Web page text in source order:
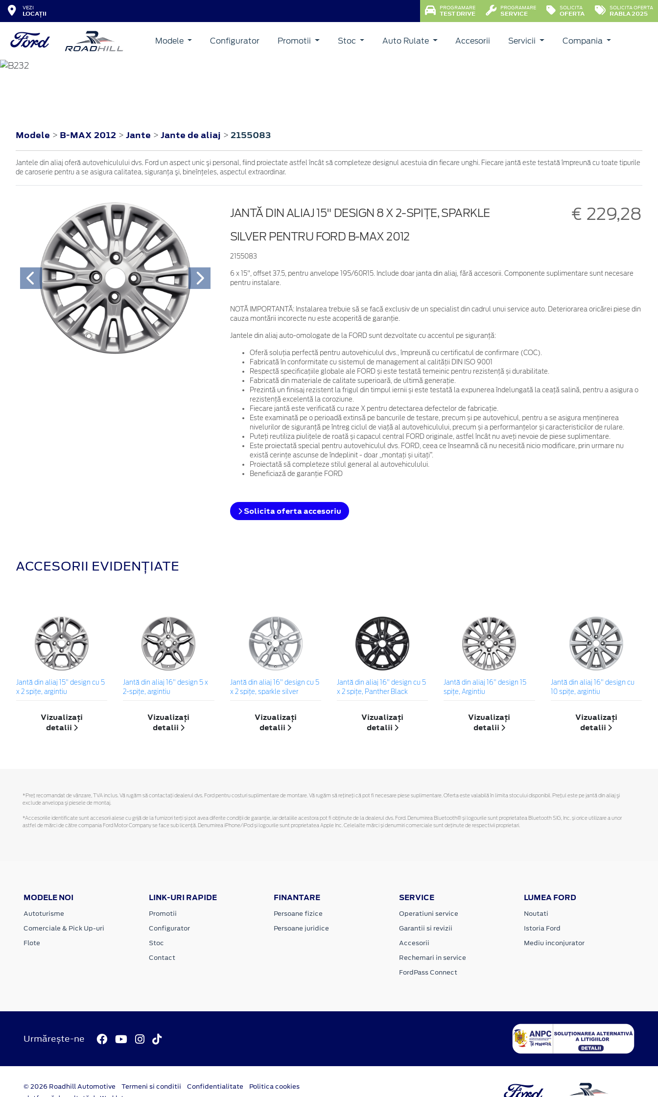
VEZI
LOCAȚII
PROGRAMARE
TEST DRIVE
PROGRAMARE
SERVICE
SOLICITA
OFERTA
SOLICITA OFERTA
RABLA 2025
Modele Configurator Promotii Stoc Auto Rulate Accesorii Servicii Compania
Modele > B-MAX 2012 > Jante > Jante de aliaj > 2155083
Jantele din aliaj oferă autovehiculului dvs. Ford un aspect unic şi personal, fiind proiectate astfel încât să completeze designul acestuia din fiecare unghi. Fiecare jantă este testată împreună cu toate tipurile
de caroserie pentru a se asigura calitatea, siguranţa şi, bineînţeles, aspectul extraordinar.
JANTĂ DIN ALIAJ 15" DESIGN 8 X 2-SPIŢE, SPARKLE
SILVER PENTRU FORD B-MAX 2012
2155083
€ 229,28
6 x 15", offset 37.5, pentru anvelope 195/60R15. Include doar janta din aliaj, fără accesorii. Componente suplimentare sunt necesare
pentru instalare.
NOTĂ IMPORTANTĂ:Instalarea trebuie să se facă exclusiv de un specialist din cadrul unui service auto. Deteriorarea oricărei piese din
cauza montării incorecte nu este acoperită de garanţie.
Jantele din aliaj auto-omologate de la FORD sunt dezvoltate cu accentul pe siguranță:
Oferă soluția perfectă pentru autovehiculul dvs., împreună cu certificatul de confirmare (COC).
Fabricată în conformitate cu sistemul de management al calității DIN ISO 9001
Respectă specificațiile globale ale FORD și este testată temeinic pentru rezistență și durabilitate.
Fabricată din materiale de calitate superioară, de ultimă generație.
Prezintă un finisaj rezistent la frigul din timpul iernii și este testată la expunerea îndelungată la ceață salină, pentru a asigura o
rezistență excelentă la coroziune.
Fiecare jantă este verificată cu raze X pentru detectarea defectelor de fabricație.
Este examinată pe o perioadă extinsă pe bancurile de testare, precum și pe autovehicul, pentru a se asigura menținerea
nivelurilor de siguranță pe întreg ciclul de viață al autovehiculului, precum și a performanțelor și caracteristicilor de rulare.
Puteți reutiliza piulițele de roată și capacul central FORD originale, astfel încât nu aveți nevoie de piese suplimentare.
Este proiectată special pentru autovehiculul dvs. FORD, ceea ce înseamnă că nu necesită nicio modificare, prin urmare nu
există cerințe ascunse de îndeplinit - doar „montați și uitați”.
Proiectată să completeze stilul general al autovehiculului.
Beneficiază de garanție FORD
Solicita oferta accesoriu
ACCESORII EVIDENȚIATE
Jantă din aliaj 15" design cu 5
x 2 spiţe, argintiu
Vizualizați
detalii
Jantă din aliaj 16" design 5 x
2-spiţe, argintiu
Vizualizați
detalii
Jantă din aliaj 16" design cu 5
x 2 spiţe, sparkle silver
Vizualizați
detalii
Jantă din aliaj 16" design cu 5
x 2 spiţe, Panther Black
Vizualizați
detalii
Jantă din aliaj 16" design 15
spiţe, Argintiu
Vizualizați
detalii
Jantă din aliaj 16" design cu
10 spiţe, argintiu
Vizualizați
detalii
*Preţ recomandat de vânzare, TVA inclus. Vă rugăm să contactaţi dealerul dvs. Ford pentru costuri suplimentare de montare. Vă rugăm să reţineţi că pot fi necesare piese suplimentare. Oferta este valabilă în limita stocului disponibil. Preţul este pe jantă din aliaj şi
exclude anvelopa şi piesele de montaj.
*Accesoriile identificate sunt accesorii alese cu grijă de la furnizori terți și pot avea diferite condiții de garanție, iar detaliile acestora pot fi obținute de la dealerul dvs. Ford. Denumirea Bluetooth® și logourile sunt proprietatea Bluetooth SIG, Inc. și orice utilizare a unor
astfel de mărci de către compania Ford Motor Company se face sub licență. Denumirea iPhone/iPod și logourile sunt proprietatea Apple Inc. Celelalte mărci și denumiri comerciale sunt deținute de respectivii proprietari.
MODELE NOI
Autoturisme
Comerciale & Pick Up-uri
Flote
LINK-URI RAPIDE
Promotii
Configurator
Stoc
Contact
FINANTARE
Persoane fizice
Persoane juridice
SERVICE
Operatiuni service
Garantii si revizii
Accesorii
Rechemari in service
FordPass Connect
LUMEA FORD
Noutati
Istoria Ford
Mediu inconjurator
Urmărește-ne
© 2026 Roadhill Automotive Termeni si conditii Confidentialitate Politica cookies